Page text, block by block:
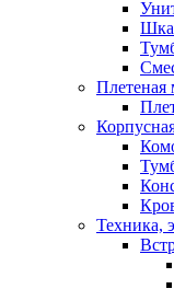
Плетеная
Техника,